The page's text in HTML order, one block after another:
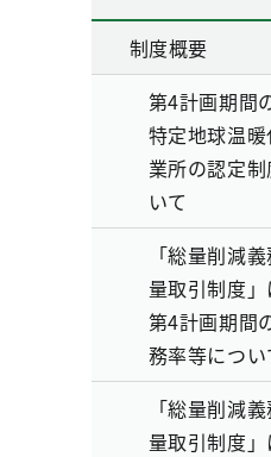
制度概要
第4計画期間
特定地球温
業所の認定
いて
「総量削減
量取引制度
第4計画期間
務率等につい
「総量削減
量取引制度